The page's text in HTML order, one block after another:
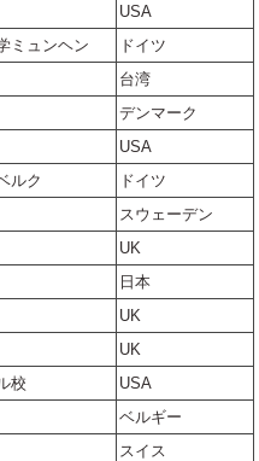
USA
ミュンヘン
ドイツ
台湾
デンマーク
USA
ルク
ドイツ
スウェーデン
UK
日本
UK
UK
校
USA
ベルギー
スイス